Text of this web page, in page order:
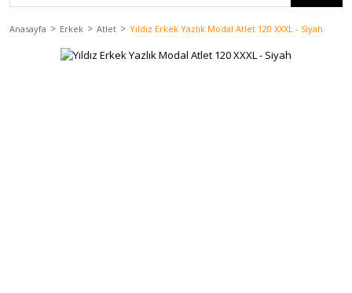
Anasayfa Erkek Atlet Yıldız Erkek Yazlık Modal Atlet 120 XXXL - Siyah